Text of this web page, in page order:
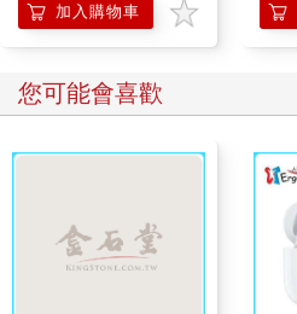
加入購物車
您可能會喜歡